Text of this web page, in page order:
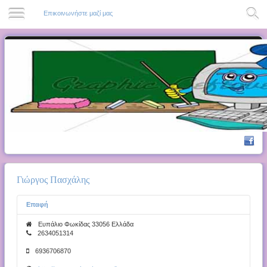
Επικοινωνήστε μαζί μας
Γιώργος Πασχάλης
Επαφή
Ευπάλιο Φωκίδας 33056 Ελλάδα
2634051314
6936706870